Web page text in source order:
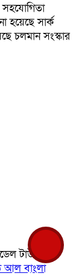
সহযোগিতা
হয়েছে সার্ক
চলমান সংস্কার
টাউন ই-
আল বাংলা